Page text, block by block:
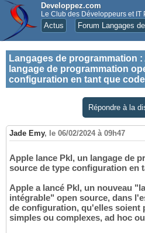
Developpez.com
Le Club des Développeurs et IT
Actus Forum Langages
Langages de programmation :
langage de programmation
configuration en tant que code
Répondre à la
Jade Emy, le 06/02/2024 à 09h47
Apple lance Pkl, un langage de
source de type configuration en
Apple a lancé Pkl, un nouveau
intégrable" open source, dans
de configuration, qu'elles soient
simples ou complexes, ad hoc